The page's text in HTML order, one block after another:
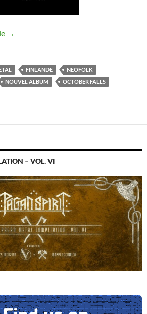
October Falls : nouveau morceau
→
FINLANDE
NEOFOLK
NOUVEL ALBUM
OCTOBER FALLS
– VOL. VI